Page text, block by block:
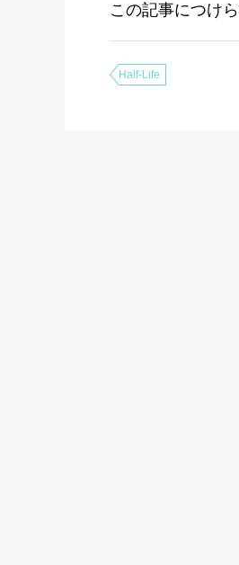
この記事につけ
Half-Life